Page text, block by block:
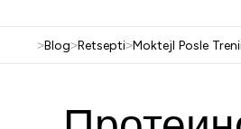
>Blog>Retsepti>Moktejl Posle